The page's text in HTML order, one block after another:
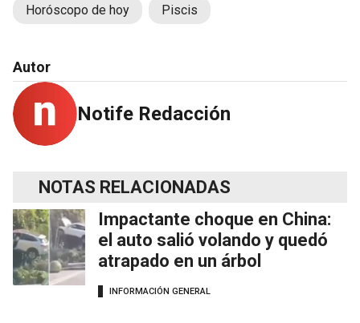
Horóscopo de hoy Piscis
Autor
Notife Redacción
NOTAS RELACIONADAS
Impactante choque en China:
el auto salió volando y quedó
atrapado en un árbol
INFORMACIÓN GENERAL